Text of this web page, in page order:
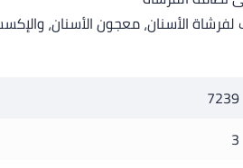
7239
3